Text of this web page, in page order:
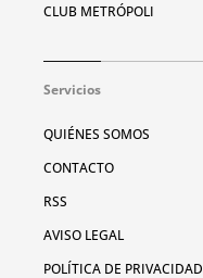
CLUB METRÓPOLI
Servicios
QUIÉNES SOMOS
CONTACTO
RSS
AVISO LEGAL
POLÍTICA DE PRIVACIDAD